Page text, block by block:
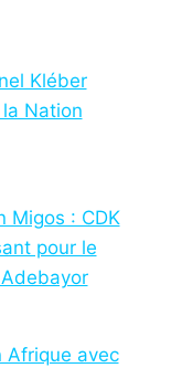
Kléber
Nation
Migos : CDK
pour le
Afrique avec